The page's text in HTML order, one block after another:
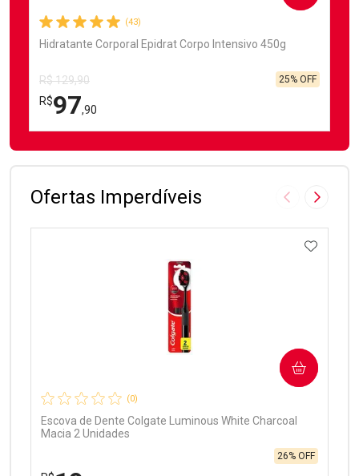
(43)
Hidratante Corporal Epidrat Corpo Intensivo 450g
R$ 129,90
R$97,90
25% OFF
FECHAR
FECHAR
Ofertas Imperdíveis Imagem
(0)
Escova de Dente Colgate Luminous White Charcoal
Macia 2 Unidades
26% OFF
COMPRAR